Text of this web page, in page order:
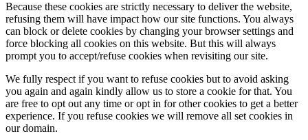
Because these cookies are strictly necessary to deliver the website,
refusing them will have impact how our site functions. You always
can block or delete cookies by changing your browser settings and
force blocking all cookies on this website. But this will always
prompt you to accept/refuse cookies when revisiting our site.
We fully respect if you want to refuse cookies but to avoid asking
you again and again kindly allow us to store a cookie for that. You
are free to opt out any time or opt in for other cookies to get a better
experience. If you refuse cookies we will remove all set cookies in
our domain.